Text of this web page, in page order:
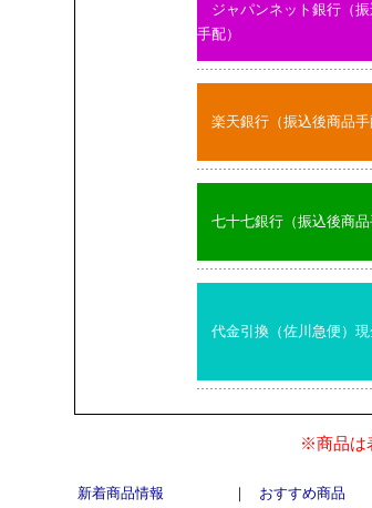
ジャパンネット銀行（
手配）
楽天銀行（振込後商品手
七十七銀行（振込後商品
代金引換（佐川急便）
※商品は
新着商品情報 ｜ おすすめ商品